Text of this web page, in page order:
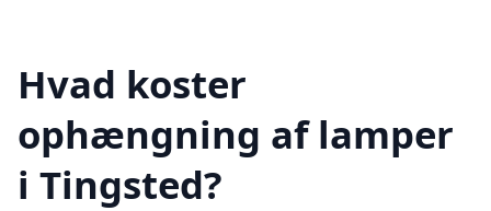
Hvad koster
ophængning af lamper
i Tingsted?